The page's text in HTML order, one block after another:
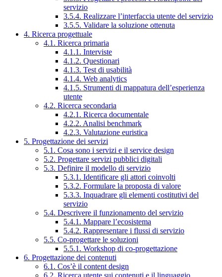
servizio
3.5.4. Realizzare l’interfaccia utente del servizio
3.5.5. Validare la soluzione ottenuta
4. Ricerca progettuale
4.1. Ricerca primaria
4.1.1. Interviste
4.1.2. Questionari
4.1.3. Test di usabilità
4.1.4. Web analytics
4.1.5. Strumenti di mappatura dell’esperienza
utente
4.2. Ricerca secondaria
4.2.1. Ricerca documentale
4.2.2. Analisi benchmark
4.2.3. Valutazione euristica
5. Progettazione dei servizi
5.1. Cosa sono i servizi e il service design
5.2. Progettare servizi pubblici digitali
5.3. Definire il modello di servizio
5.3.1. Identificare gli attori coinvolti
5.3.2. Formulare la proposta di valore
5.3.3. Inquadrare gli elementi costitutivi del
servizio
5.4. Descrivere il funzionamento del servizio
5.4.1. Mappare l’ecosistema
5.4.2. Rappresentare i flussi di servizio
5.5. Co-progettare le soluzioni
5.5.1. Workshop di co-progettazione
6. Progettazione dei contenuti
6.1. Cos’è il content design
6.2. Ricerca utente sui contenuti e il linguaggio